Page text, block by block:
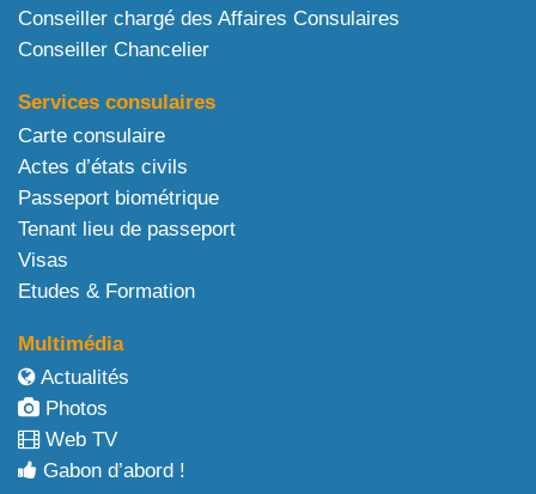
Conseiller chargé des Affaires Consulaires
Conseiller Chancelier
Services consulaires
Carte consulaire
Actes d’états civils
Passeport biométrique
Tenant lieu de passeport
Visas
Etudes & Formation
Multimédia
Actualités
Photos
Web TV
Gabon d’abord !